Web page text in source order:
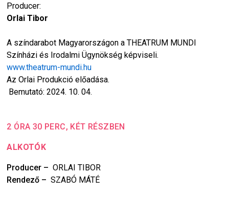
Producer:
Orlai Tibor
A színdarabot Magyarországon a THEATRUM MUNDI
Színházi és Irodalmi Ügynökség képviseli.
www.theatrum-mundi.hu
Az Orlai Produkció előadása.
Bemutató: 2024. 10. 04.
2 ÓRA 30 PERC, KÉT RÉSZBEN
ALKOTÓK
Producer – ORLAI TIBOR
Rendező – SZABÓ MÁTÉ